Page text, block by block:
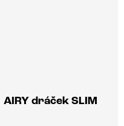
AIRY dráček SLIM